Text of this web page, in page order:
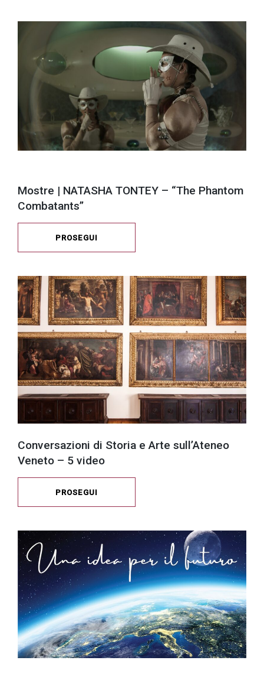
Mostre | NATASHA TONTEY – “The Phantom
Combatants”
PROSEGUI
Conversazioni di Storia e Arte sull’Ateneo
Veneto – 5 video
PROSEGUI